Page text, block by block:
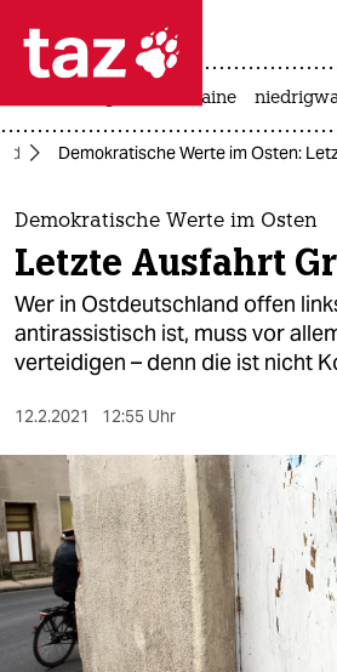
 taz zahl ich
taz zahl ich
themen
politik
öko
gesellschaft
sport
berlin
nord
wahrheit
krieg in der ukraine
Demokratische Werte im Osten:
Demokratische Werte im Osten
Letzte Ausfahrt
Wer in Ostdeutschland offen
antirassistisch ist, muss vor
verteidigen – denn die ist nicht
12.2.2021 12:55 Uhr